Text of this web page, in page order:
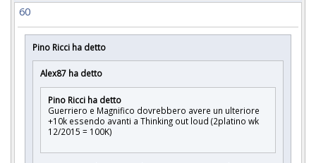
60
Pino Ricci ha detto
Alex87 ha detto
Pino Ricci ha detto
Guerriero e Magnifico dovrebbero avere un ulteriore
+10k essendo avanti a Thinking out loud (2platino wk
12/2015 = 100K)